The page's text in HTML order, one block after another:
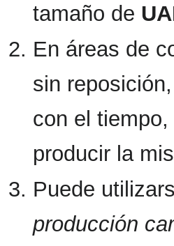
tamaño de
En áreas de
sin
con el
producir la
Puede
producción